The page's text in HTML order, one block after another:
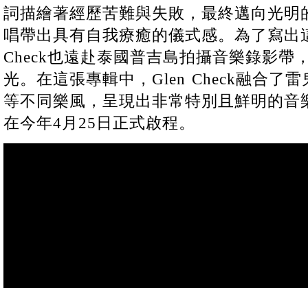
詞描繪著經歷苦難與失敗，最終邁向光明
唱帶出具有自我療癒的儀式感。為了寫出
Check也遠赴泰國普吉島拍攝音樂錄影帶
光。在這張專輯中，Glen Check融合了
等不同樂風，呈現出非常特別且鮮明的
在今年4月25日正式啟程。